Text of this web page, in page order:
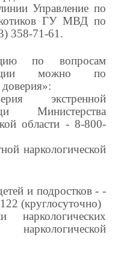
Управление по
ГУ МВД по
358-71-61.
по вопросам
можно по
экстренной
Министерства
области - 8-800-
наркологической
и подростков - -
(круглосуточно)
наркологических